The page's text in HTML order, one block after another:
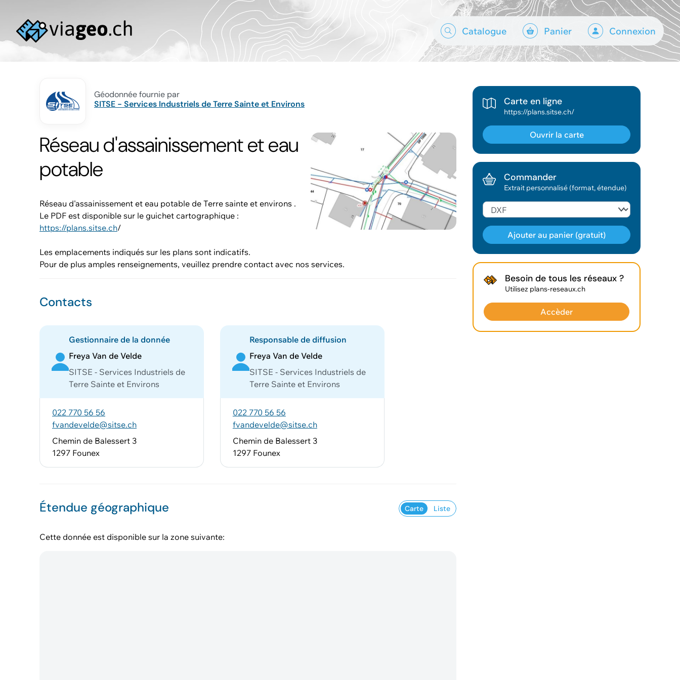
Catalogue Panier Connexion
Géodonnée fournie par
SITSE - Services Industriels de Terre Sainte et Environs
Réseau d'assainissement et eau
potable
Réseau d'assainissement et eau potable de Terre sainte et environs .
Le PDF est disponible sur le guichet cartographique :
https://plans.sitse.ch/
Les emplacements indiqués sur les plans sont indicatifs.
Pour de plus amples renseignements, veuillez prendre contact avec nos services.
Contacts
Gestionnaire de la donnée
Freya Van de Velde
SITSE - Services Industriels de
Terre Sainte et Environs
022 770 56 56
fvandevelde@sitse.ch
Chemin de Balessert 3
1297 Founex
Responsable de diffusion
Freya Van de Velde
SITSE - Services Industriels de
Terre Sainte et Environs
022 770 56 56
fvandevelde@sitse.ch
Chemin de Balessert 3
1297 Founex
Carte Liste
Étendue géographique
Cette donnée est disponible sur la zone suivante:
Carte en ligne
https://plans.sitse.ch/
Ouvrir la carte
Commander
Extrait personnalisé (format, étendue)
Ajouter au panier (gratuit)
Géodonnée ajoutée au panier !
Voir le panier
Besoin de tous les réseaux ?
Utilisez plans-reseaux.ch
Accèder